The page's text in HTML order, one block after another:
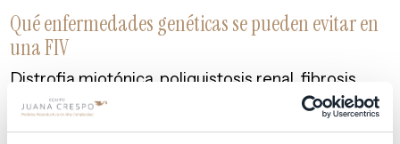
Qué enfermedades genéticas se pueden evitar en
una FIV
Distrofia miotónica, poliquistosis renal, fibrosis
quística, enfermedad de Charcot, enfermedad de
Huntington, ataxias, hemolfilias… y así hasta más
de doscientas son las enfermedades raras